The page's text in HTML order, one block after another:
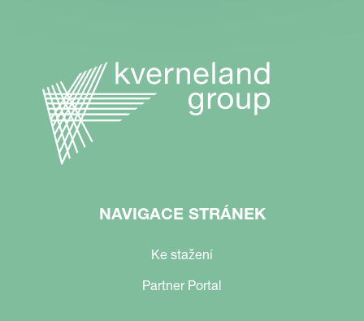
NAVIGACE STRÁNEK
Ke stažení
Partner Portal